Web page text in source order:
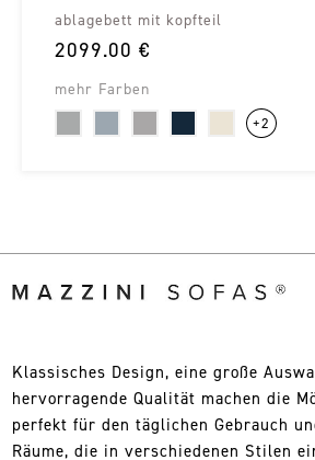
ablagebett mit kopfteil
2099.00 €
mehr Farben
+2
Klassisches Design, eine große
hervorragende Qualität machen die
perfekt für den täglichen Gebrauch
Räume, die in verschiedenen Stilen